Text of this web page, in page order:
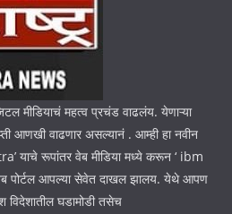
मीडियाचं महत्व प्रचंड वाढलंय. येणाऱ्या
आणखी वाढणार असल्यानं . आम्ही हा नवीन
याचे रूपांतर वेब मीडिया मध्ये करून ‘ ibm
पोर्टल आपल्या सेवेत दाखल झालय. येथे आपण
विदेशातील घडामोडी तसेच